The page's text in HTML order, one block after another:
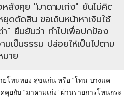
หลังคุย "มาดามเก่ง" ยันไม่คิด
ดตัดสิน ขอเดินหน้าหาเงินใช้
" ยืนยันว่า ทำไปเพื่อปกป้อง
มเป็นธรรม ปล่อยให้เป็นไปตาม
าย
โทนทอง สุขแก่น หรือ “โทน บางแค”
คุยกับ “มาดามเก่ง” ผ่านรายการโหนกระ